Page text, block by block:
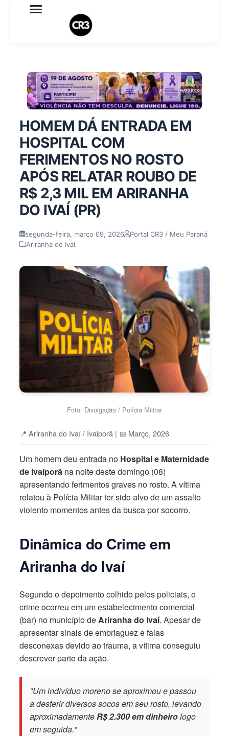
Expediente
Termo de Uso
Sobre o blog
HOMEM DÁ ENTRADA EM
HOSPITAL COM
FERIMENTOS NO ROSTO
APÓS RELATAR ROUBO DE
R$ 2,3 MIL EM ARIRANHA
DO IVAÍ (PR)
segunda-feira, março 09, 2026
Portal CR3 / Meu Paraná
Ariranha do Ivaí
Foto: Divulgação / Polícia Militar
📍 Ariranha do Ivaí / Ivaiporã | 📅 Março, 2026
Um homem deu entrada no Hospital e Maternidade
de Ivaiporã na noite deste domingo (08)
apresentando ferimentos graves no rosto. A vítima
relatou à Polícia Militar ter sido alvo de um assalto
violento momentos antes da busca por socorro.
Dinâmica do Crime em
Ariranha do Ivaí
Segundo o depoimento colhido pelos policiais, o
crime ocorreu em um estabelecimento comercial
(bar) no município deAriranha do Ivaí. Apesar de
apresentar sinais de embriaguez e falas
desconexas devido ao trauma, a vítima conseguiu
descrever parte da ação.
"Um indivíduo moreno se aproximou e passou
a desferir diversos socos em seu rosto, levando
aproximadamenteR$ 2.300 em dinheirologo
em seguida."